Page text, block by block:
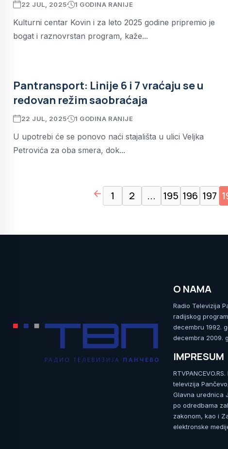
22 JUL, 2025 1 GODINA RANIJE
Kulturni centar Kovin i za leto 2025 godine pripremio je
bogat i raznovrstan program, kaže...
Pantransport: Linije 6 i 7 vraćaju se u
redovan režim saobraćaja
22 JUL, 2025 1 GODINA RANIJE
U upotrebi će se ponovo naći stajališta u ulici Veljka
Petrovića za oba smera, dok...
page left arrow
1 2 ... 195 196 197
O NAMA
Radio Televizija
radijskog
decembru 1992.
decembra 2009.
IMPRESUM
televizija
Glavna urednica
po odredbama
zakonom, kao i
elektronske